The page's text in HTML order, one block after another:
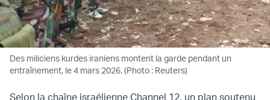
Des miliciens kurdes iraniens montent la garde pendant un
entraînement, le 4 mars 2026. (Photo : Reuters)
Selon la chaîne israélienne Channel 12, un plan soutenu